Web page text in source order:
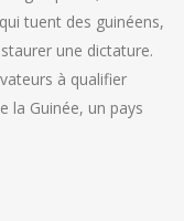
tuent des guinéens,
une dictature.
à qualifier
la Guinée, un pays